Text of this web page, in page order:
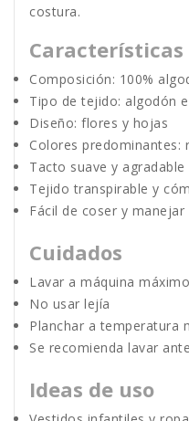
costura.
Composición: 100%
Tipo de tejido: algodón
Diseño: flores y hojas
Colores predominantes:
Tacto suave y agradable
Tejido transpirable y
Fácil de coser y manejar
Cuidados
Lavar a máquina
No usar lejía
Planchar a temperatura
Se recomienda lavar
Ideas de uso